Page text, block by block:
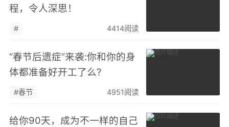
程，令人深思！
# 4414阅读
“春节后遗症”来袭:你和你的身
体都准备好开工了么?
#春节 4951阅读
给你90天，成为不一样的自己